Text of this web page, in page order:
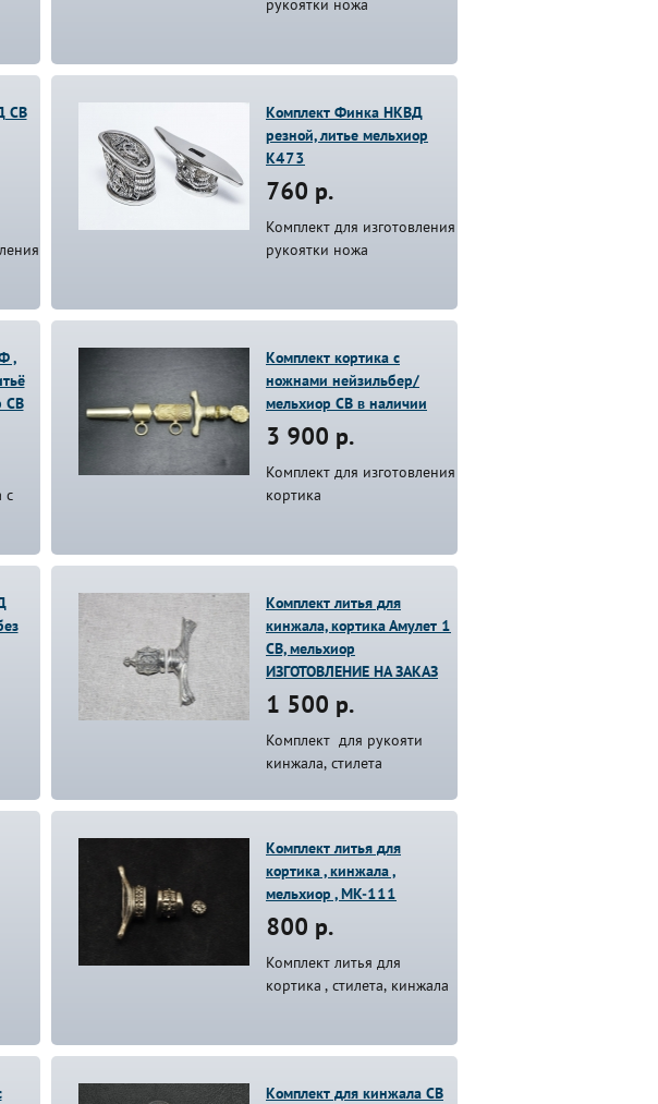
рукоятки ножа
СВ
Комплект Финка НКВД
резной, литье мельхиор
К473
760 р.
Комплект для изготовления
рукоятки ножа
,
СВ
с
Комплект кортика с
ножнами нейзильбер/
мельхиор СВ в наличии
3 900 р.
Комплект для изготовления
кортика
Комплект литья для
кинжала, кортика Амулет 1
СВ, мельхиор
ИЗГОТОВЛЕНИЕ НА ЗАКАЗ
1 500 р.
Комплект для рукояти
кинжала, стилета
Комплект литья для
кортика , кинжала ,
мельхиор , MK-111
800 р.
Комплект литья для
кортика , стилета, кинжала
Комплект для кинжала СВ